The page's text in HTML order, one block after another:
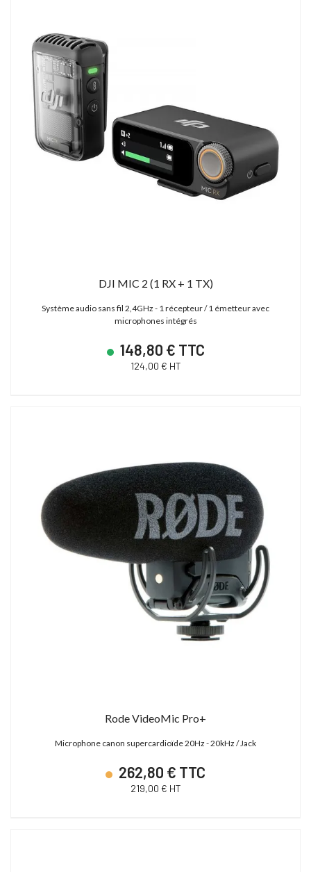
DJI MIC 2 (1 RX + 1 TX)
Système audio sans fil 2,4GHz - 1 récepteur / 1 émetteur avec
microphones intégrés
148,80 € TTC
124,00 € HT
Rode VideoMic Pro+
Microphone canon supercardioïde 20Hz - 20kHz / Jack
262,80 € TTC
219,00 € HT